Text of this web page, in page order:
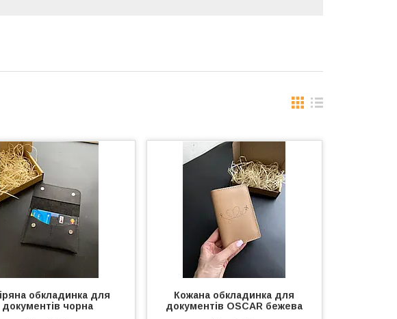
обкладинка для
документів чорна
Кожана обкладинка для
документів OSCAR бежева